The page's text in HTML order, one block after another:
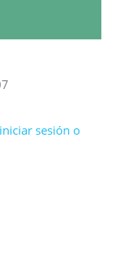
sesión o